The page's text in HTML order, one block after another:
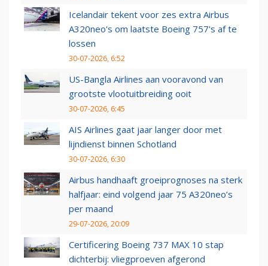
Icelandair tekent voor zes extra Airbus
A320neo's om laatste Boeing 757's af te
lossen
30-07-2026, 6:52
US-Bangla Airlines aan vooravond van
grootste vlootuitbreiding ooit
30-07-2026, 6:45
AIS Airlines gaat jaar langer door met
lijndienst binnen Schotland
30-07-2026, 6:30
Airbus handhaaft groeiprognoses na sterk
halfjaar: eind volgend jaar 75 A320neo’s
per maand
29-07-2026, 20:09
Certificering Boeing 737 MAX 10 stap
dichterbij: vliegproeven afgerond